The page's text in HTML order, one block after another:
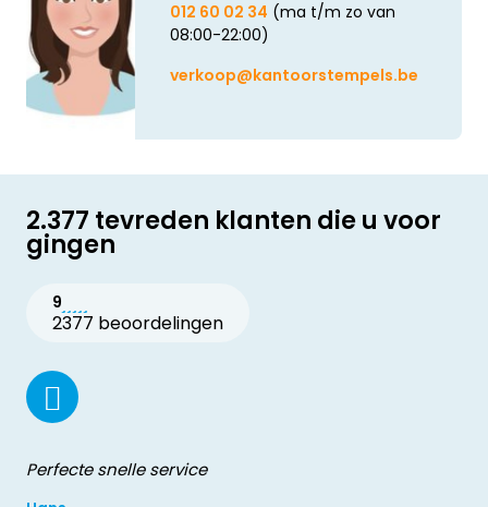
012 60 02 34 (ma t/m zo van
08:00-22:00)
verkoop@kantoorstempels.be
2.377 tevreden klanten die u voor
gingen
9
2377 beoordelingen
Perfecte snelle service